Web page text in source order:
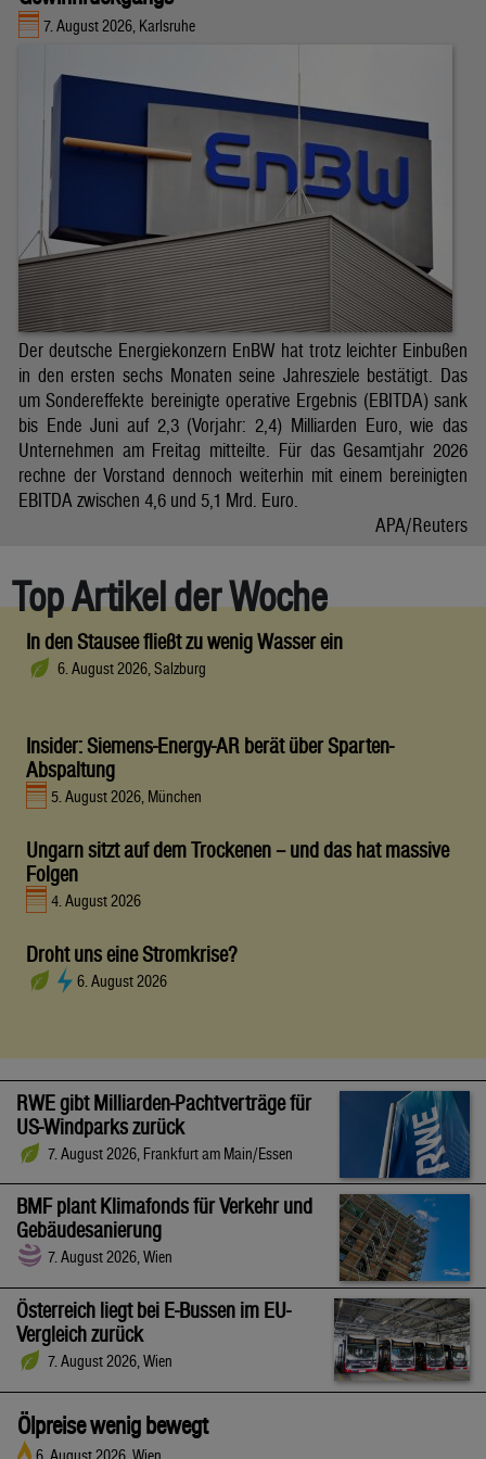
7. August 2026, Karlsruhe
Der deutsche Energiekonzern EnBW hat trotz leichter Einbußen
in den ersten sechs Monaten seine Jahresziele bestätigt. Das
um Sondereffekte bereinigte operative Ergebnis (EBITDA) sank
bis Ende Juni auf 2,3 (Vorjahr: 2,4) Milliarden Euro, wie das
Unternehmen am Freitag mitteilte. Für das Gesamtjahr 2026
rechne der Vorstand dennoch weiterhin mit einem bereinigten
EBITDA zwischen 4,6 und 5,1 Mrd. Euro.
APA/Reuters
Top Artikel der Woche
In den Stausee fließt zu wenig Wasser ein
6. August 2026, Salzburg
Insider: Siemens-Energy-AR berät über Sparten-
Abspaltung
5. August 2026, München
Ungarn sitzt auf dem Trockenen – und das hat massive
Folgen
4. August 2026
Droht uns eine Stromkrise?
6. August 2026
RWE gibt Milliarden-Pachtverträge für
US-Windparks zurück
7. August 2026, Frankfurt am Main/Essen
BMF plant Klimafonds für Verkehr und
Gebäudesanierung
7. August 2026, Wien
Österreich liegt bei E-Bussen im EU-
Vergleich zurück
7. August 2026, Wien
Ölpreise wenig bewegt